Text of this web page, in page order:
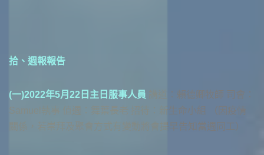
拾、週報報告
(一)2022年5月22日主日服事人員 講道：賴德卿牧師 司會：
Samuel執事 值週：舞葉長老 招待：新生命小組 （因疫情
關係，若崇拜及聚會方式有變動將會提早告知當週同工）